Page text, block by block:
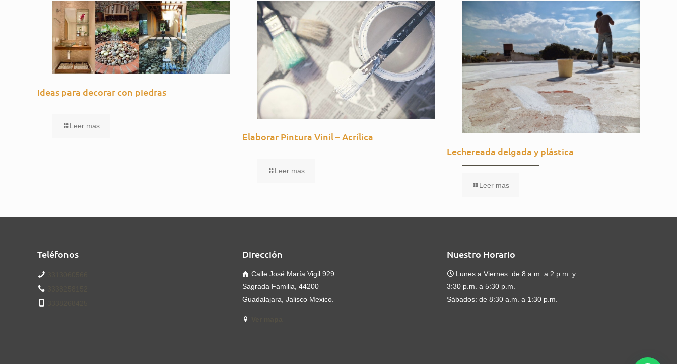
Ideas para decorar con piedras
Leer mas
Elaborar Pintura Vinil – Acrílica
Leer mas
Lechereada delgada y plástica
Leer mas
Teléfonos Dirección
Calle José María Vigil 929
Sagrada Familia, 44200
Guadalajara, Jalisco Mexico.
Nuestro Horario
Lunes a Viernes: de 8 a.m. a 2 p.m. y
3:30 p.m. a 5:30 p.m.
Sábados: de 8:30 a.m. a 1:30 p.m.